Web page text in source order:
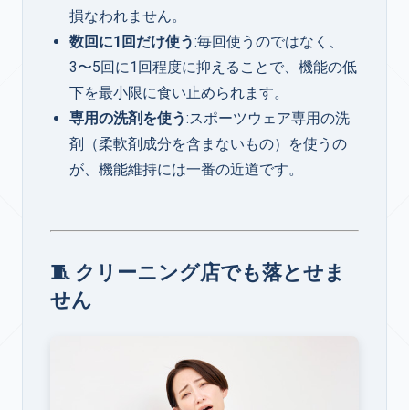
損なわれません。
数回に1回だけ使う:毎回使うのではなく、
3〜5回に1回程度に抑えることで、機能の低
下を最小限に食い止められます。
専用の洗剤を使う:スポーツウェア専用の洗
剤（柔軟剤成分を含まないもの）を使うの
が、機能維持には一番の近道です。
🧵 クリーニング店でも落とせま
せん